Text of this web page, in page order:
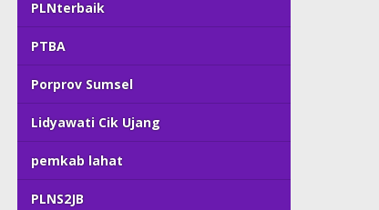
PLNterbaik
PTBA
Porprov Sumsel
Lidyawati Cik Ujang
pemkab lahat
PLNS2JB